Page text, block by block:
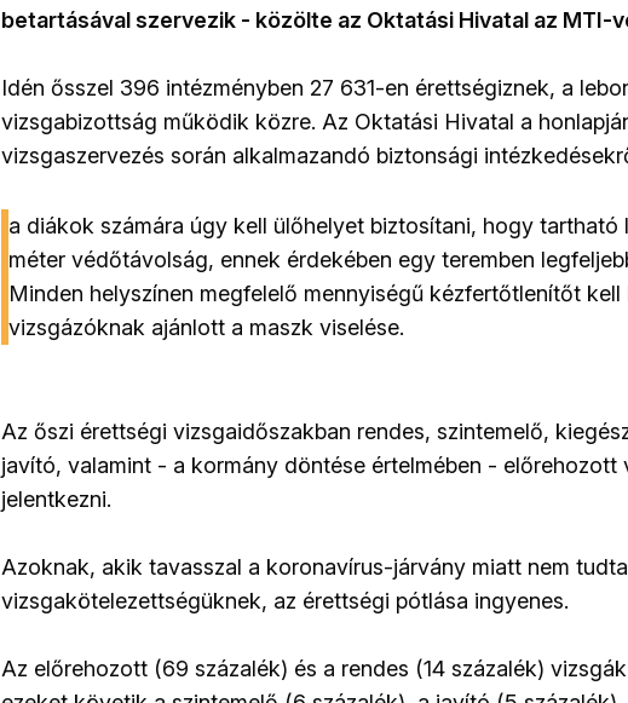
betartásával szervezik - közölte az Oktatási Hivatal az MTI-
Idén ősszel 396 intézményben 27 631-en érettségiznek, a
vizsgabizottság működik közre. Az Oktatási Hivatal a
vizsgaszervezés során alkalmazandó biztonsági
a diákok számára úgy kell ülőhelyet biztosítani, hogy tartható
méter védőtávolság, ennek érdekében egy teremben
Minden helyszínen megfelelő mennyiségű kézfertőtlenítőt
vizsgázóknak ajánlott a maszk viselése.
Az őszi érettségi vizsgaidőszakban rendes, szintemelő,
javító, valamint - a kormány döntése értelmében - előrehozott
jelentkezni.
Azoknak, akik tavasszal a koronavírus-járvány miatt nem
vizsgakötelezettségüknek, az érettségi pótlása ingyenes.
Az előrehozott (69 százalék) és a rendes (14 százalék)